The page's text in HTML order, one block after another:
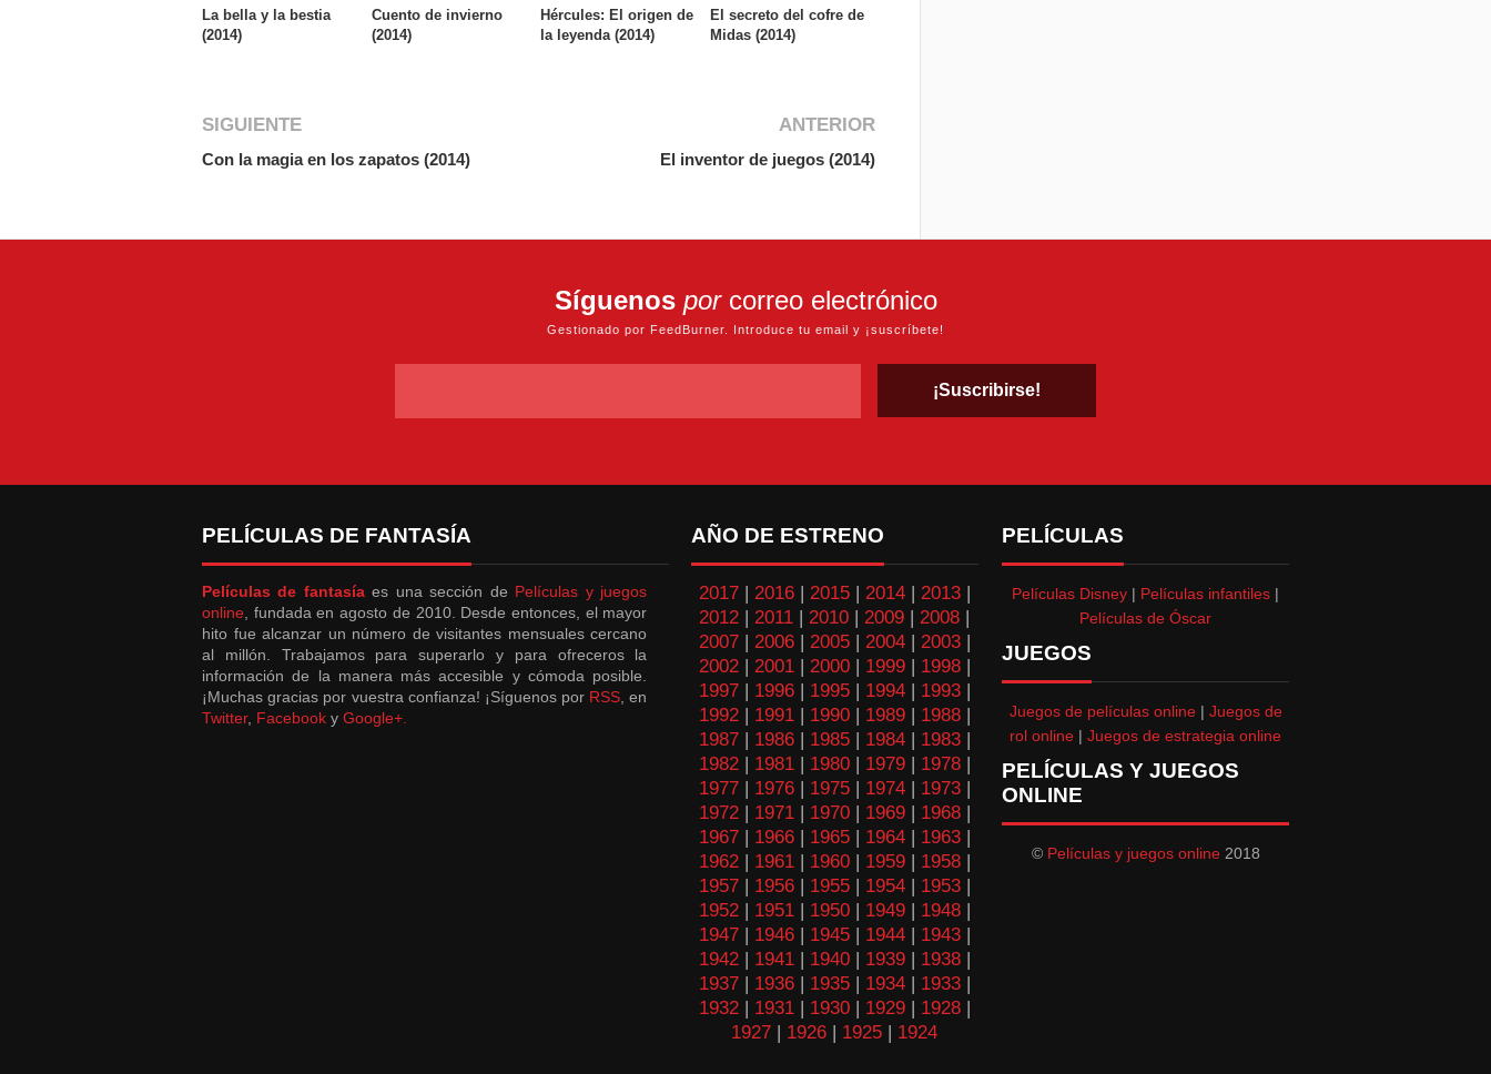
La bella y la bestia
(2014)
Cuento de invierno
(2014)
Hércules: El origen de
la leyenda (2014)
El secreto del cofre de
Midas (2014)
SIGUIENTE
Con la magia en los zapatos (2014)
ANTERIOR
El inventor de juegos (2014)
Síguenos porcorreo electrónico
Gestionado por FeedBurner. Introduce tu email y ¡suscríbete!
AÑO DE ESTRENO
2017| 2016| 2015| 2014| 2013|
2012 |2011 |2010 |2009 |2008 |
2007| 2006| 2005| 2004| 2003|
2002| 2001| 2000| 1999| 1998|
1997| 1996| 1995| 1994| 1993|
1992| 1991| 1990| 1989| 1988|
1987| 1986| 1985| 1984| 1983|
1982| 1981| 1980| 1979| 1978|
1977| 1976| 1975| 1974| 1973|
1972| 1971| 1970| 1969| 1968|
1967| 1966| 1965| 1964| 1963|
1962| 1961| 1960| 1959| 1958|
1957| 1956| 1955| 1954| 1953|
1952| 1951| 1950| 1949| 1948|
1947| 1946| 1945| 1944| 1943|
1942| 1941| 1940| 1939| 1938|
1937| 1936| 1935| 1934| 1933|
1932| 1931| 1930| 1929| 1928|
1927 | 1926 | 1925 | 1924
PELÍCULAS
Películas Disney | Películas infantiles |
Películas de Óscar
JUEGOS
Juegos de películas online| Juegos de
rol online |Juegos de estrategia online
PELÍCULAS Y JUEGOS
ONLINE
© Películas y juegos online2018
PELÍCULAS DE FANTASÍA
Películas de fantasíaes una sección de Películas y juegos
online , fundada en agosto de 2010. Desde entonces, el mayor
hito fue alcanzar un número de visitantes mensuales cercano
al millón. Trabajamos para superarlo y para ofreceros la
información de la manera más accesible y cómoda posible.
¡Muchas gracias por vuestra confianza! ¡Síguenos por RSS , en
Twitter, Facebook y Google+.